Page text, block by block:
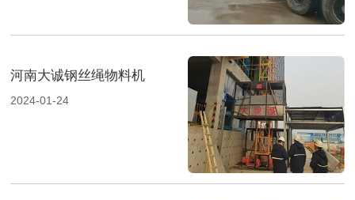
河南大诚钢丝绳物料机
2024-01-24